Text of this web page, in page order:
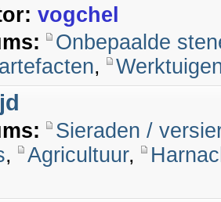
vogchel
Onbepaalde
,
Sieraden /
, Agricultuur,